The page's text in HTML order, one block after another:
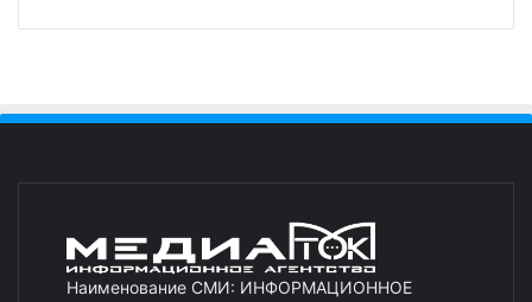
Наименование СМИ: ИНФОРМАЦИОННОЕ